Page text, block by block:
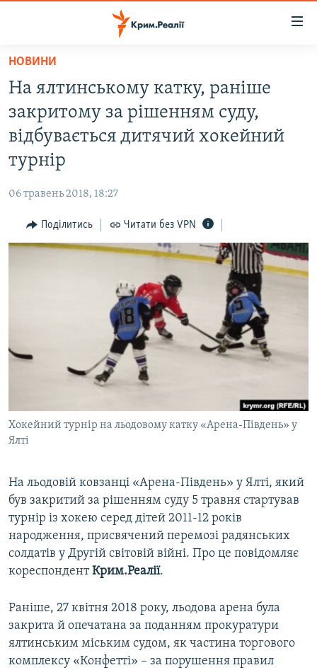
Перейти
основного
матеріалу
Перейти
до
основної
Перейти
пошуку
ВІДЕО ТА ФОТО
ПОЛІТИКА
ПОГЛЯД
ІНТЕРВ'Ю
ВСЕ ЗА ДЕНЬ
ВІДЕОУРОКИ «ELIFBE»
СВІДЧЕННЯ ОКУПАЦІЇ
УКРАЇНСЬКА ПРОБЛЕМА КРИМУ
ЯК ОБІЙТИ БЛОКУВАННЯ
Qırımtatar
НОВИНИ
На ялтинському катку, раніше
закритому за рішенням суду,
відбувається дитячий хокейний
турнір
06 травень 2018, 18:27
Поділитись Читати без VPN
Хокейний турнір на льодовому катку «Арена-Південь» у
Ялті
На льодовій ковзанці «Арена-Південь» у Ялті, який
був закритий за рішенням суду 5 травня стартував
турнір із хокею серед дітей 2011-12 років
народження, присвячений перемозі радянських
солдатів у Другій світовій війні. Про це повідомляє
кореспондентКрим.Реалії.
Раніше, 27 квітня 2018 року, льодова арена була
закрита й опечатана за поданням прокуратури
ялтинським міським судом, як частина торгового
комплексу «Конфетті» – за порушення правил